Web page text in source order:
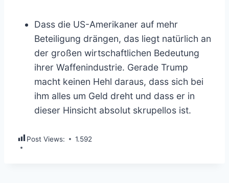
Dass die US-Amerikaner auf mehr
Beteiligung drängen, das liegt natürlich an
der großen wirtschaftlichen Bedeutung
ihrer Waffenindustrie. Gerade Trump
macht keinen Hehl daraus, dass sich bei
ihm alles um Geld dreht und dass er in
dieser Hinsicht absolut skrupellos ist.
Post Views: 1.592